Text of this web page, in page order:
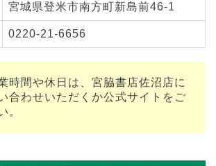
宮城県登米市南方町新島前46-1
0220-21-6656
時間や休日は、宮脇書店佐沼店に
合わせいただくか公式サイトをご
。